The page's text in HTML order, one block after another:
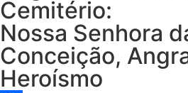
Cemitério:
Nossa Senhora
Conceição,
Heroísmo